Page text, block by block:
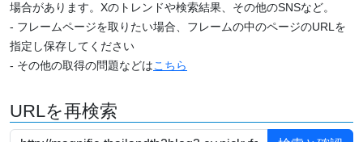
場合があります。Xのトレンドや検索結果、その他のSNSなど。
- フレームページを取りたい場合、フレームの中のページのURLを
指定し保存してください
- その他の取得の問題などはこちら
URLを再検索